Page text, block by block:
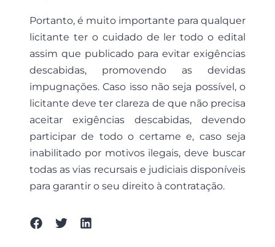
Portanto, é muito importante para qualquer
licitante ter o cuidado de ler todo o edital
assim que publicado para evitar exigências
descabidas, promovendo as devidas
impugnações. Caso isso não seja possível, o
licitante deve ter clareza de que não precisa
aceitar exigências descabidas, devendo
participar de todo o certame e, caso seja
inabilitado por motivos ilegais, deve buscar
todas as vias recursais e judiciais disponíveis
para garantir o seu direito à contratação.